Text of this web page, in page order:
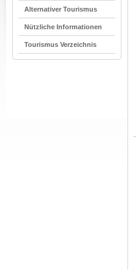
Alternativer Tourismus
Nützliche Informationen
Tourismus Verzeichnis